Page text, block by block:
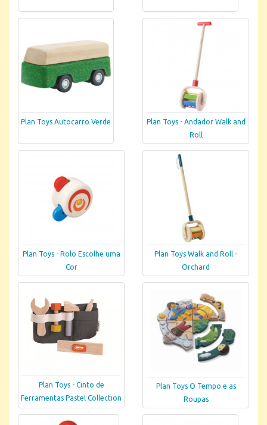
Plan Toys Autocarro Verde
Plan Toys - Andador Walk and
Roll
Plan Toys - Rolo Escolhe uma
Cor
Plan Toys Walk and Roll -
Orchard
Plan Toys - Cinto de
Ferramentas Pastel Collection
Plan Toys O Tempo e as
Roupas